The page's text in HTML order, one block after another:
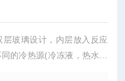
玻璃设计，内层放入反应
的冷热源(冷冻液，热水或